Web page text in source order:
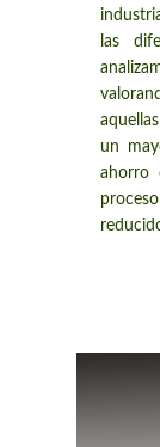
las
un
ahorro